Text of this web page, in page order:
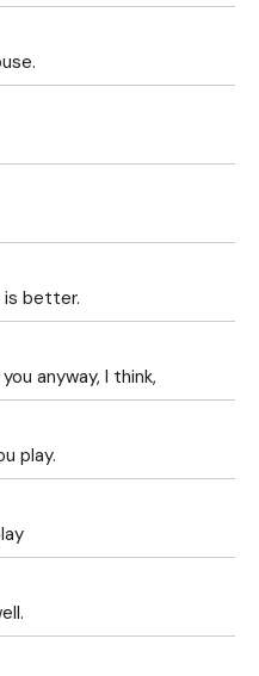
is better.
anyway, I think,
play.